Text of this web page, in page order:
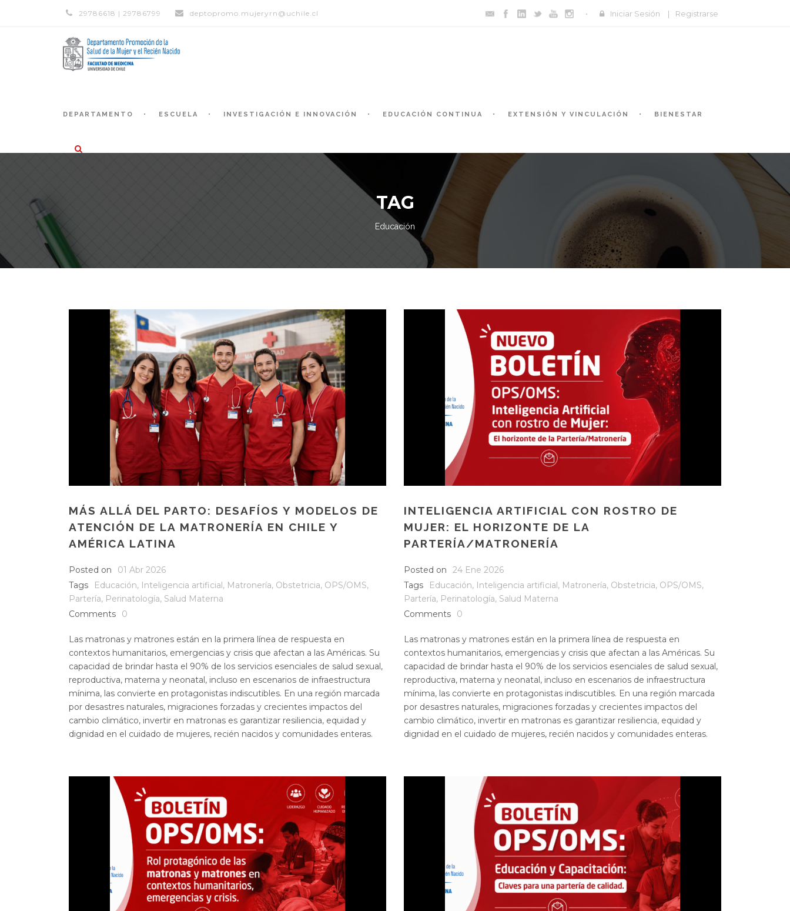
29786618 | 29786799 deptopromo.mujeryrn@uchile.cl Iniciar Sesión | Registrarse
DEPARTAMENTO ESCUELA INVESTIGACIÓN E INNOVACIÓN EDUCACIÓN CONTINUA EXTENSIÓN Y VINCULACIÓN BIENESTAR
TAG
Educación
MÁS ALLÁ DEL PARTO: DESAFÍOS Y MODELOS DE
ATENCIÓN DE LA MATRONERÍA EN CHILE Y
AMÉRICA LATINA
Posted on
01 Abr 2026
Tags
Educación, Inteligencia artificial , Matronería, Obstetricia, OPS/OMS,
Partería, Perinatología, Salud Materna
Comments
0
Las matronas y matrones están en la primera línea de respuesta en
contextos humanitarios, emergencias y crisis que afectan a las Américas. Su
capacidad de brindar hasta el 90% de los servicios esenciales de salud sexual,
reproductiva, materna y neonatal, incluso en escenarios de infraestructura
mínima, las convierte en protagonistas indiscutibles. En una región marcada
por desastres naturales, migraciones forzadas y crecientes impactos del
cambio climático, invertir en matronas es garantizar resiliencia, equidad y
dignidad en el cuidado de mujeres, recién nacidos y comunidades enteras.
INTELIGENCIA ARTIFICIAL CON ROSTRO DE
MUJER: EL HORIZONTE DE LA
PARTERÍA/MATRONERÍA
Posted on
24 Ene 2026
Tags
Educación, Inteligencia artificial , Matronería, Obstetricia, OPS/OMS,
Partería, Perinatología, Salud Materna
Comments
0
Las matronas y matrones están en la primera línea de respuesta en
contextos humanitarios, emergencias y crisis que afectan a las Américas. Su
capacidad de brindar hasta el 90% de los servicios esenciales de salud sexual,
reproductiva, materna y neonatal, incluso en escenarios de infraestructura
mínima, las convierte en protagonistas indiscutibles. En una región marcada
por desastres naturales, migraciones forzadas y crecientes impactos del
cambio climático, invertir en matronas es garantizar resiliencia, equidad y
dignidad en el cuidado de mujeres, recién nacidos y comunidades enteras.